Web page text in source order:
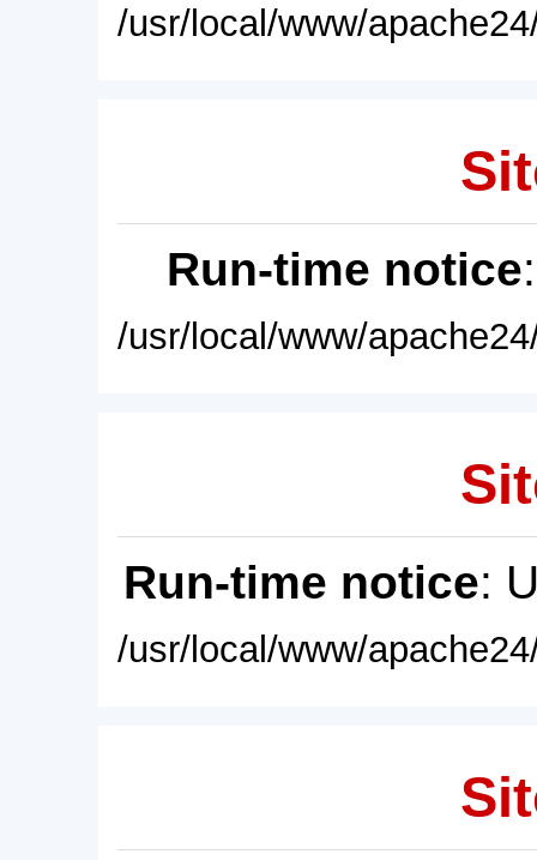
/usr/local/www/
Run-time notice
/usr/local/www/
Run-time notice:
/usr/local/www/